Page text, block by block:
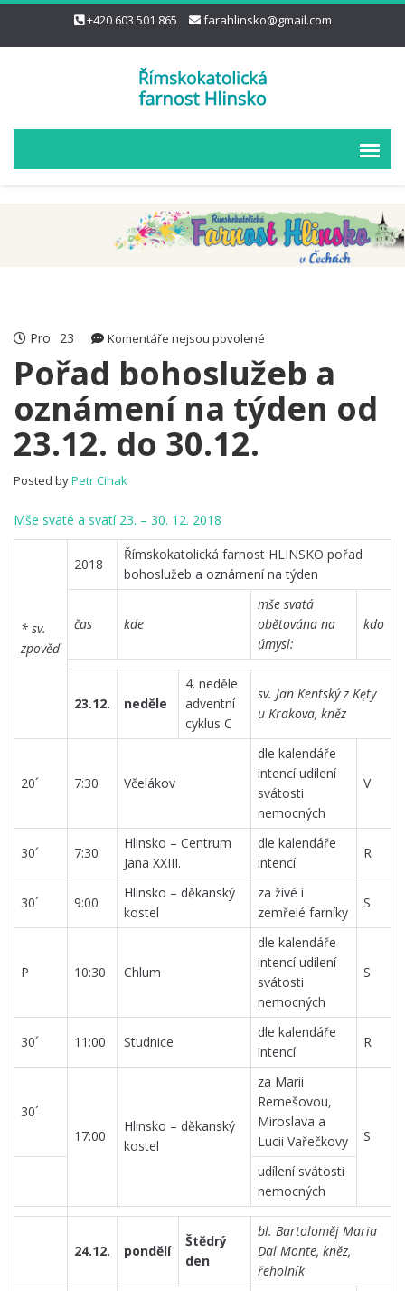
+420 603 501 865 farahlinsko@gmail.com
Pro 23 Komentáře nejsou povolené
textu
s
názvem
Pořad
23.12.
do
30.12.
Pořad bohoslužeb a
oznámení na týden od
23.12. do 30.12.
Posted byPetr Cihak
Mše svaté a svatí 23. – 30. 12. 2018
* sv.
zpověď
2018
Římskokatolická farnost HLINSKO pořad
bohoslužeb a oznámení na týden
čas kde
mše svatá
obětována na
úmysl:
kdo
23.12. neděle
4. neděle
adventní
cyklus C
sv. Jan Kentský z Kęty
u Krakova, kněz
20´ 7:30 Včelákov
dle kalendáře
intencí udílení
svátosti
nemocných
V
30´ 7:30
Hlinsko – Centrum
Jana XXIII.
dle kalendáře
intencí
R
30´ 9:00
Hlinsko – děkanský
kostel
za živé i
zemřelé farníky
S
P 10:30 Chlum
dle kalendáře
intencí udílení
svátosti
nemocných
S
30´ 11:00 Studnice
dle kalendáře
intencí
R
30´
17:00
Hlinsko – děkanský
kostel
za Marii
Remešovou,
Miroslava a
Lucii Vařečkovy
S
udílení svátosti
nemocných
24.12. pondělí
Štědrý
den
bl. Bartoloměj Maria
Dal Monte, kněz,
řeholník